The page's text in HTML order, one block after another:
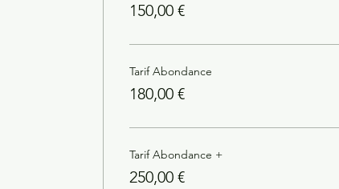
150,00 €
Tarif Abondance
180,00 €
Tarif Abondance +
250,00 €